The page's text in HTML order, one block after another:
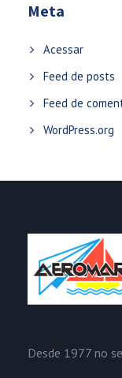
Meta
Acessar
Feed de posts
Feed de
WordPress.org
Desde 1977 no